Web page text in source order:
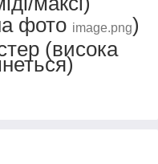
фото image.png)
(висока